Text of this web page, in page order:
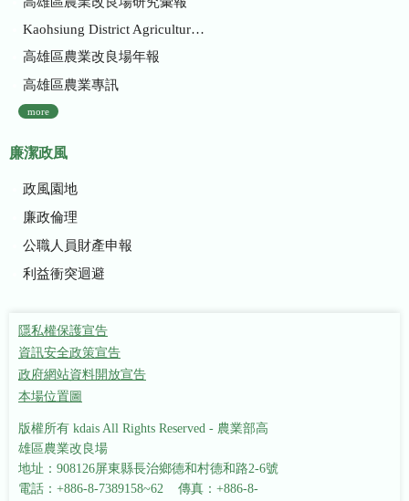
Kaohsiung District Agricultural Research and Extension Station
高雄區農業改良場年報
高雄區農業專訊
more
廉潔政風
政風園地
廉政倫理
公職人員財產申報
利益衝突迴避
隱私權保護宣告
資訊安全政策宣告
政府網站資料開放宣告
本場位置圖
版權所有 kdais All Rights Reserved - 農業部高
雄區農業改良場
地址：908126屏東縣長治鄉德和村德和路2-6號
電話：+886-8-7389158~62 傳真：+886-8-